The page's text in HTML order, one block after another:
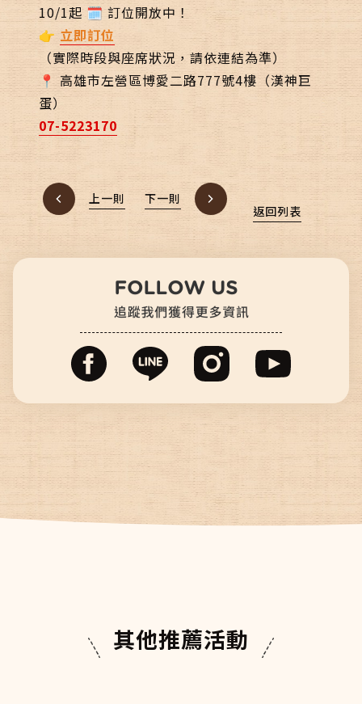
聯絡我們
10/1起 🗓️ 訂位開放中！
👉 立即訂位
（實際時段與座席狀況，請依連結為準）
📍 高雄市左營區博愛二路777號4樓（漢神巨
蛋）
07-5223170
上一則
返回列表
下一則
其他推薦活動